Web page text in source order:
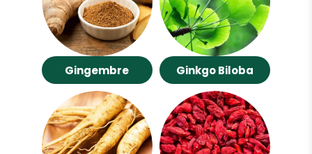
Gingembre Ginkgo Biloba